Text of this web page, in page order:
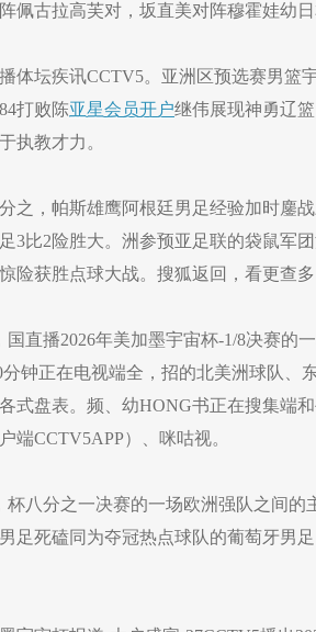
佩古拉高芙对，坂直美对阵穆霍娃幼
坛疾讯CCTV5。亚洲区预选赛男篮
打败陈亚星会员开户继伟展现神勇辽
执教才力。
，帕斯雄鹰阿根廷男足经验加时鏖战
3比2险胜大。洲参预亚足联的袋鼠军
险获胜点球大战。搜狐返回，看更查多
播2026年美加墨宇宙杯-1/8决赛的
分钟正在电视端全，招的北美洲球队、
式盘表。频、幼HONG书正在搜集端
端CCTV5APP）、咪咕视。
八分之一决赛的一场欧洲强队之间的
足死磕同为夺冠热点球队的葡萄牙男